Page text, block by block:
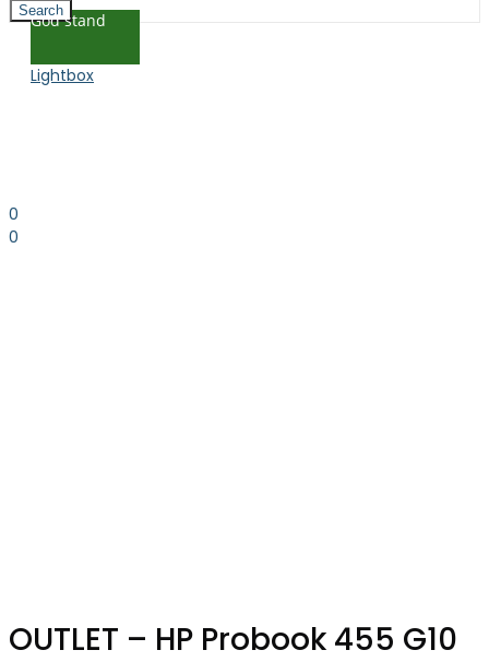
0
0
Search
God stand
Lightbox
OUTLET – HP Probook 455 G10